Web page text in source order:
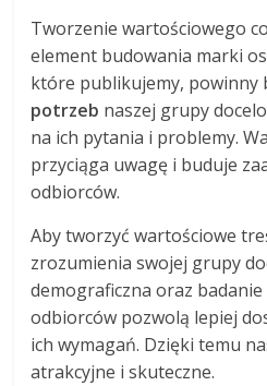
Tworzenie wartościowego
element budowania marki
które publikujemy, powinny
potrzeb naszej grupy
na ich pytania i problemy.
przyciąga uwagę i buduje
odbiorców.
Aby tworzyć wartościowe
zrozumienia swojej grupy
demograficzna oraz
odbiorców pozwolą lepiej
ich wymagań. Dzięki temu
atrakcyjne i skuteczne.